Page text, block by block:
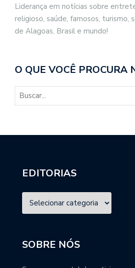
Liderança em notícias sobre
religioso, saúde, famosos, turismo,
de Alagoas, Brasil e mundo!
O QUE VOCÊ PROCURA
EDITORIAS
SOBRE NÓS